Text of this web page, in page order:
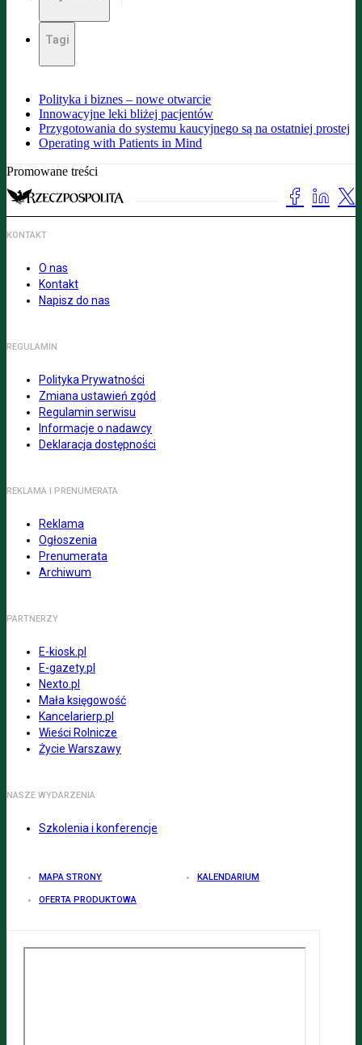
Tagi
Polityka i biznes – nowe otwarcie
Innowacyjne leki bliżej pacjentów
Przygotowania do systemu kaucyjnego są na ostatniej prostej
Operating with Patients in Mind
Promowane treści
KONTAKT
O nas
Kontakt
Napisz do nas
REGULAMIN
Polityka Prywatności
Zmiana ustawień zgód
Regulamin serwisu
Informacje o nadawcy
Deklaracja dostępności
REKLAMA I PRENUMERATA
Reklama
Ogłoszenia
Prenumerata
Archiwum
PARTNERZY
E-kiosk.pl
E-gazety.pl
Nexto.pl
Mała księgowość
Kancelarierp.pl
Wieści Rolnicze
Życie Warszawy
NASZE WYDARZENIA
Szkolenia i konferencje
MAPA STRONY KALENDARIUM
OFERTA PRODUKTOWA